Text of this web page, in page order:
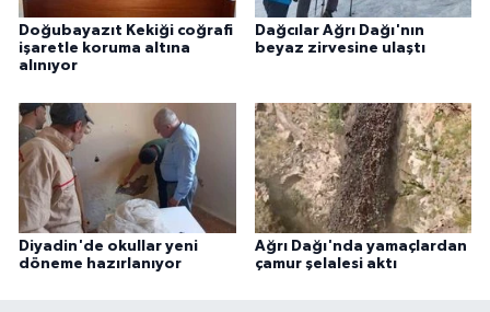
Doğubayazıt Kekiği coğrafi
işaretle koruma altına
alınıyor
Dağcılar Ağrı Dağı'nın
beyaz zirvesine ulaştı
Diyadin'de okullar yeni
döneme hazırlanıyor
Ağrı Dağı'nda yamaçlardan
çamur şelalesi aktı